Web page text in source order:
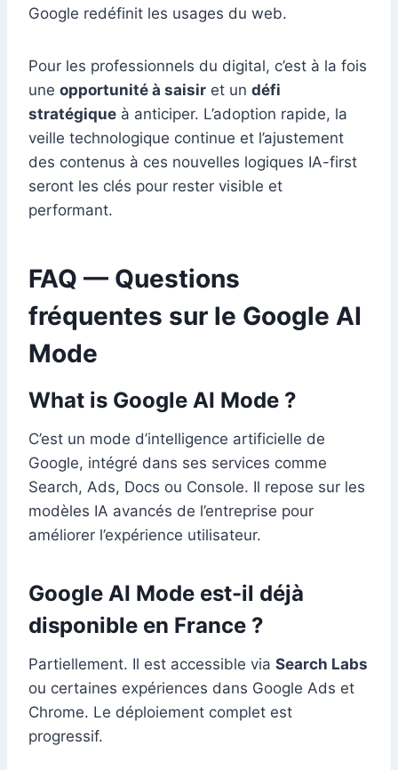
Google redéfinit les usages du web.
Pour les professionnels du digital, c’est à la fois
une opportunité à saisir et un défi
stratégique à anticiper. L’adoption rapide, la
veille technologique continue et l’ajustement
des contenus à ces nouvelles logiques IA-first
seront les clés pour rester visible et
performant.
FAQ — Questions
fréquentes sur le Google AI
Mode
What is Google AI Mode ?
C’est un mode d’intelligence artificielle de
Google, intégré dans ses services comme
Search, Ads, Docs ou Console. Il repose sur les
modèles IA avancés de l’entreprise pour
améliorer l’expérience utilisateur.
Google AI Mode est-il déjà
disponible en France ?
Partiellement. Il est accessible via Search Labs
ou certaines expériences dans Google Ads et
Chrome. Le déploiement complet est
progressif.